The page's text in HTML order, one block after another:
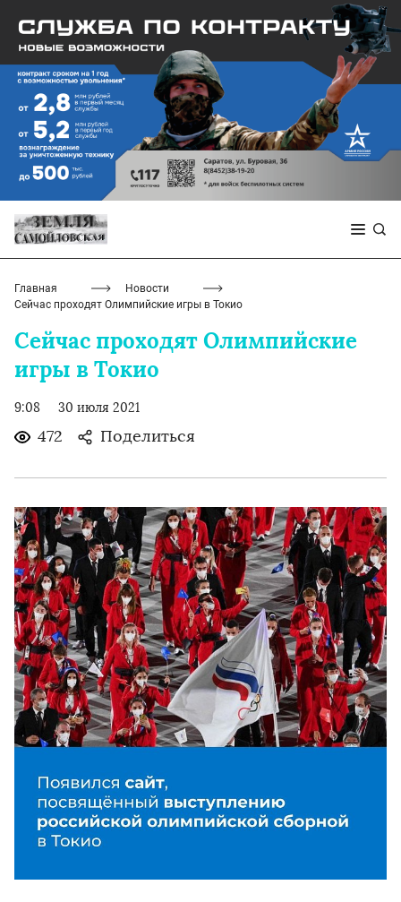
Главная
Новости
Сейчас проходят Олимпийские игры в Токио
Сейчас проходят Олимпийские
игры в Токио
9:08 30 июля 2021
472 Поделиться